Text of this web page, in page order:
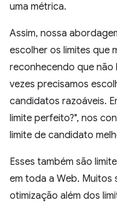
uma métrica.
Assim, nossa
escolher os limites que
reconhecendo que não
vezes precisamos
candidatos razoáveis.
limite perfeito?", nos
limite de candidato
Esses também são
em toda a Web. Muitos
otimização além dos